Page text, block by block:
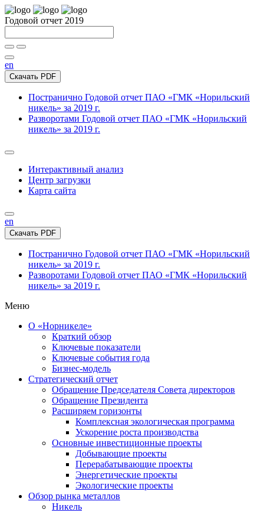
Годовой отчет 2019
en
Скачать PDF
Постранично Годовой отчет ПАО «ГМК «Норильский
никель» за 2019 г.
Разворотами Годовой отчет ПАО «ГМК «Норильский
никель» за 2019 г.
Интерактивный анализ
Центр загрузки
Карта сайта
en
Скачать PDF
Постранично Годовой отчет ПАО «ГМК «Норильский
никель» за 2019 г.
Разворотами Годовой отчет ПАО «ГМК «Норильский
никель» за 2019 г.
Меню
О «Норникеле»
Краткий обзор
Ключевые показатели
Ключевые события года
Бизнес-модель
Стратегический отчет
Обращение Председателя Совета директоров
Обращение Президента
Расширяем горизонты
Комплексная экологическая программа
Ускорение роста производства
Основные инвестиционные проекты
Добывающие проекты
Перерабатывающие проекты
Энергетические проекты
Экологические проекты
Обзор рынка металлов
Никель